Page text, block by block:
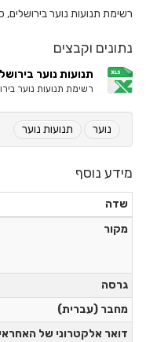
רשימת תנועות נוער
נתונים וקבצים
תנועות נוער
רשימת תנועות נוער
נוער תנועות נוער
מידע נוסף
שדה
מקור
גרסה
מחבר (עברית)
דואר אלקטרוני של האחראי